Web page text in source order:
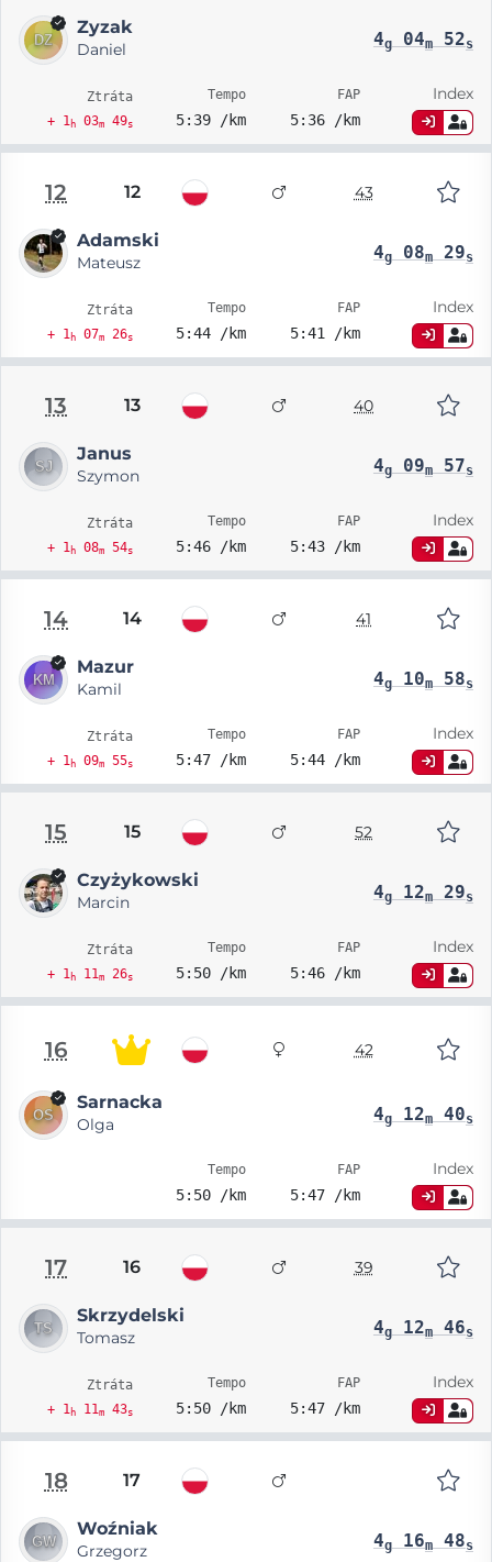
Zyzak
Daniel 4g04m52s
Ztráta
+ 1h03m49s
Tempo
5:39 /km
FAP
5:36 /km
Index
12 12 43
Adamski
Mateusz 4g08m29s
Ztráta
+ 1h07m26s
Tempo
5:44 /km
FAP
5:41 /km
Index
13 13 40
Janus
Szymon 4g09m57s
Ztráta
+ 1h08m54s
Tempo
5:46 /km
FAP
5:43 /km
Index
14 14 41
Mazur
Kamil 4g10m58s
Ztráta
+ 1h09m55s
Tempo
5:47 /km
FAP
5:44 /km
Index
15 15 52
Czyżykowski
Marcin 4g12m29s
Ztráta
+ 1h11m26s
Tempo
5:50 /km
FAP
5:46 /km
Index
16 42
Sarnacka
Olga 4g12m40s
Tempo
5:50 /km
FAP
5:47 /km
Index
17 16 39
Skrzydelski
Tomasz 4g12m46s
Ztráta
+ 1h11m43s
Tempo
5:50 /km
FAP
5:47 /km
Index
18 17
Woźniak
Grzegorz 4g16m48s